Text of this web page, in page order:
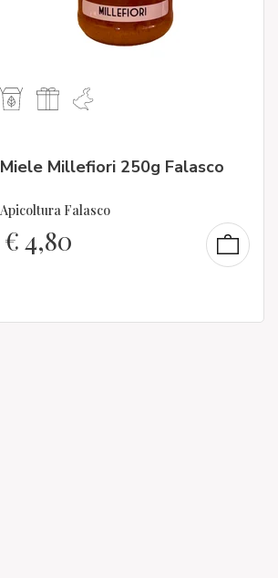
Miele Millefiori 250g Falasco
Apicoltura Falasco
€4,80